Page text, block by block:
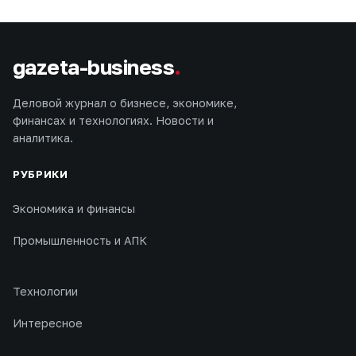
gazeta-business.
Деловой журнал о бизнесе, экономике,
финансах и технологиях. Новости и
аналитика.
РУБРИКИ
Экономика и финансы
Промышленность и АПК
Технологии
Интересное